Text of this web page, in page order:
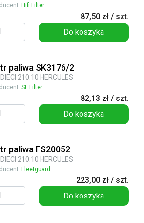
Hifi Filter
87,50 zł / szt.
Do koszyka
paliwa SK3176/2
210.10 HERCULES
SF Filter
82,13 zł / szt.
Do koszyka
paliwa FS20052
210.10 HERCULES
Fleetguard
223,00 zł / szt.
Do koszyka